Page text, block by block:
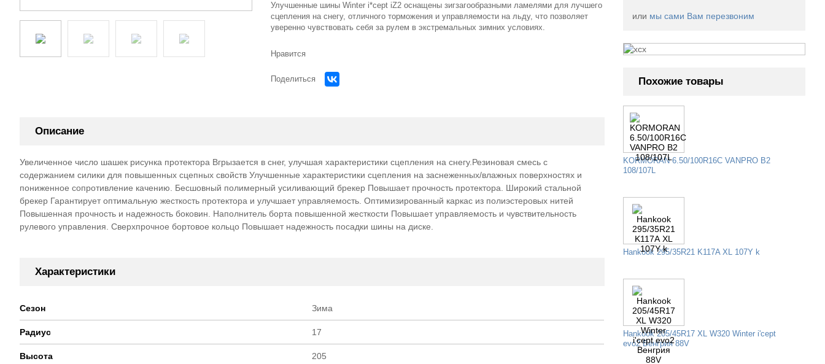
Улучшенные шины Winter i*cept iZ2 оснащены зигзагообразными ламелями для лучшего
сцепления на снегу, отличного торможения и управляемости на льду, что позволяет
уверенно чувствовать себя за рулем в экстремальных зимних условиях.
Нравится
Поделиться
Описание
Увеличенное число шашек рисунка протектора Вгрызается в снег, улучшая характеристики сцепления на снегу.Резиновая смесь с
содержанием силики для повышенных сцепных свойств Улучшенные характеристики сцепления на заснеженных/влажных поверхностях и
пониженное сопротивление качению. Бесшовный полимерный усиливающий брекер Повышает прочность протектора. Широкий стальной
брекер Гарантирует оптимальную жесткость протектора и улучшает управляемость. Оптимизированный каркас из полиэстеровых нитей
Повышенная прочность и надежность боковин. Наполнитель борта повышенной жесткости Повышает управляемость и чувствительность
рулевого управления. Сверхпрочное бортовое кольцо Повышает надежность посадки шины на диске.
Характеристики
Сезон Зима
Радиус 17
Высота 205
или мы сами Вам перезвоним
Огромный
шин ОПТ/РОЗНИЦА
Похожие товары
KORMORAN 6.50/100R16C VANPRO B2
108/107L
Hankook 295/35R21 K117A XL 107Y k
Hankook 205/45R17 XL W320 Winter i'cept
evo2 Венгрия 88V